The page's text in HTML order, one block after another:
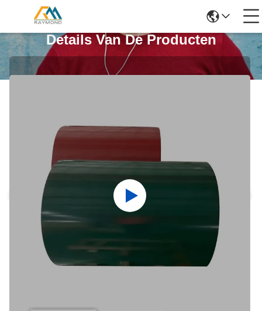
Details Van De Producten